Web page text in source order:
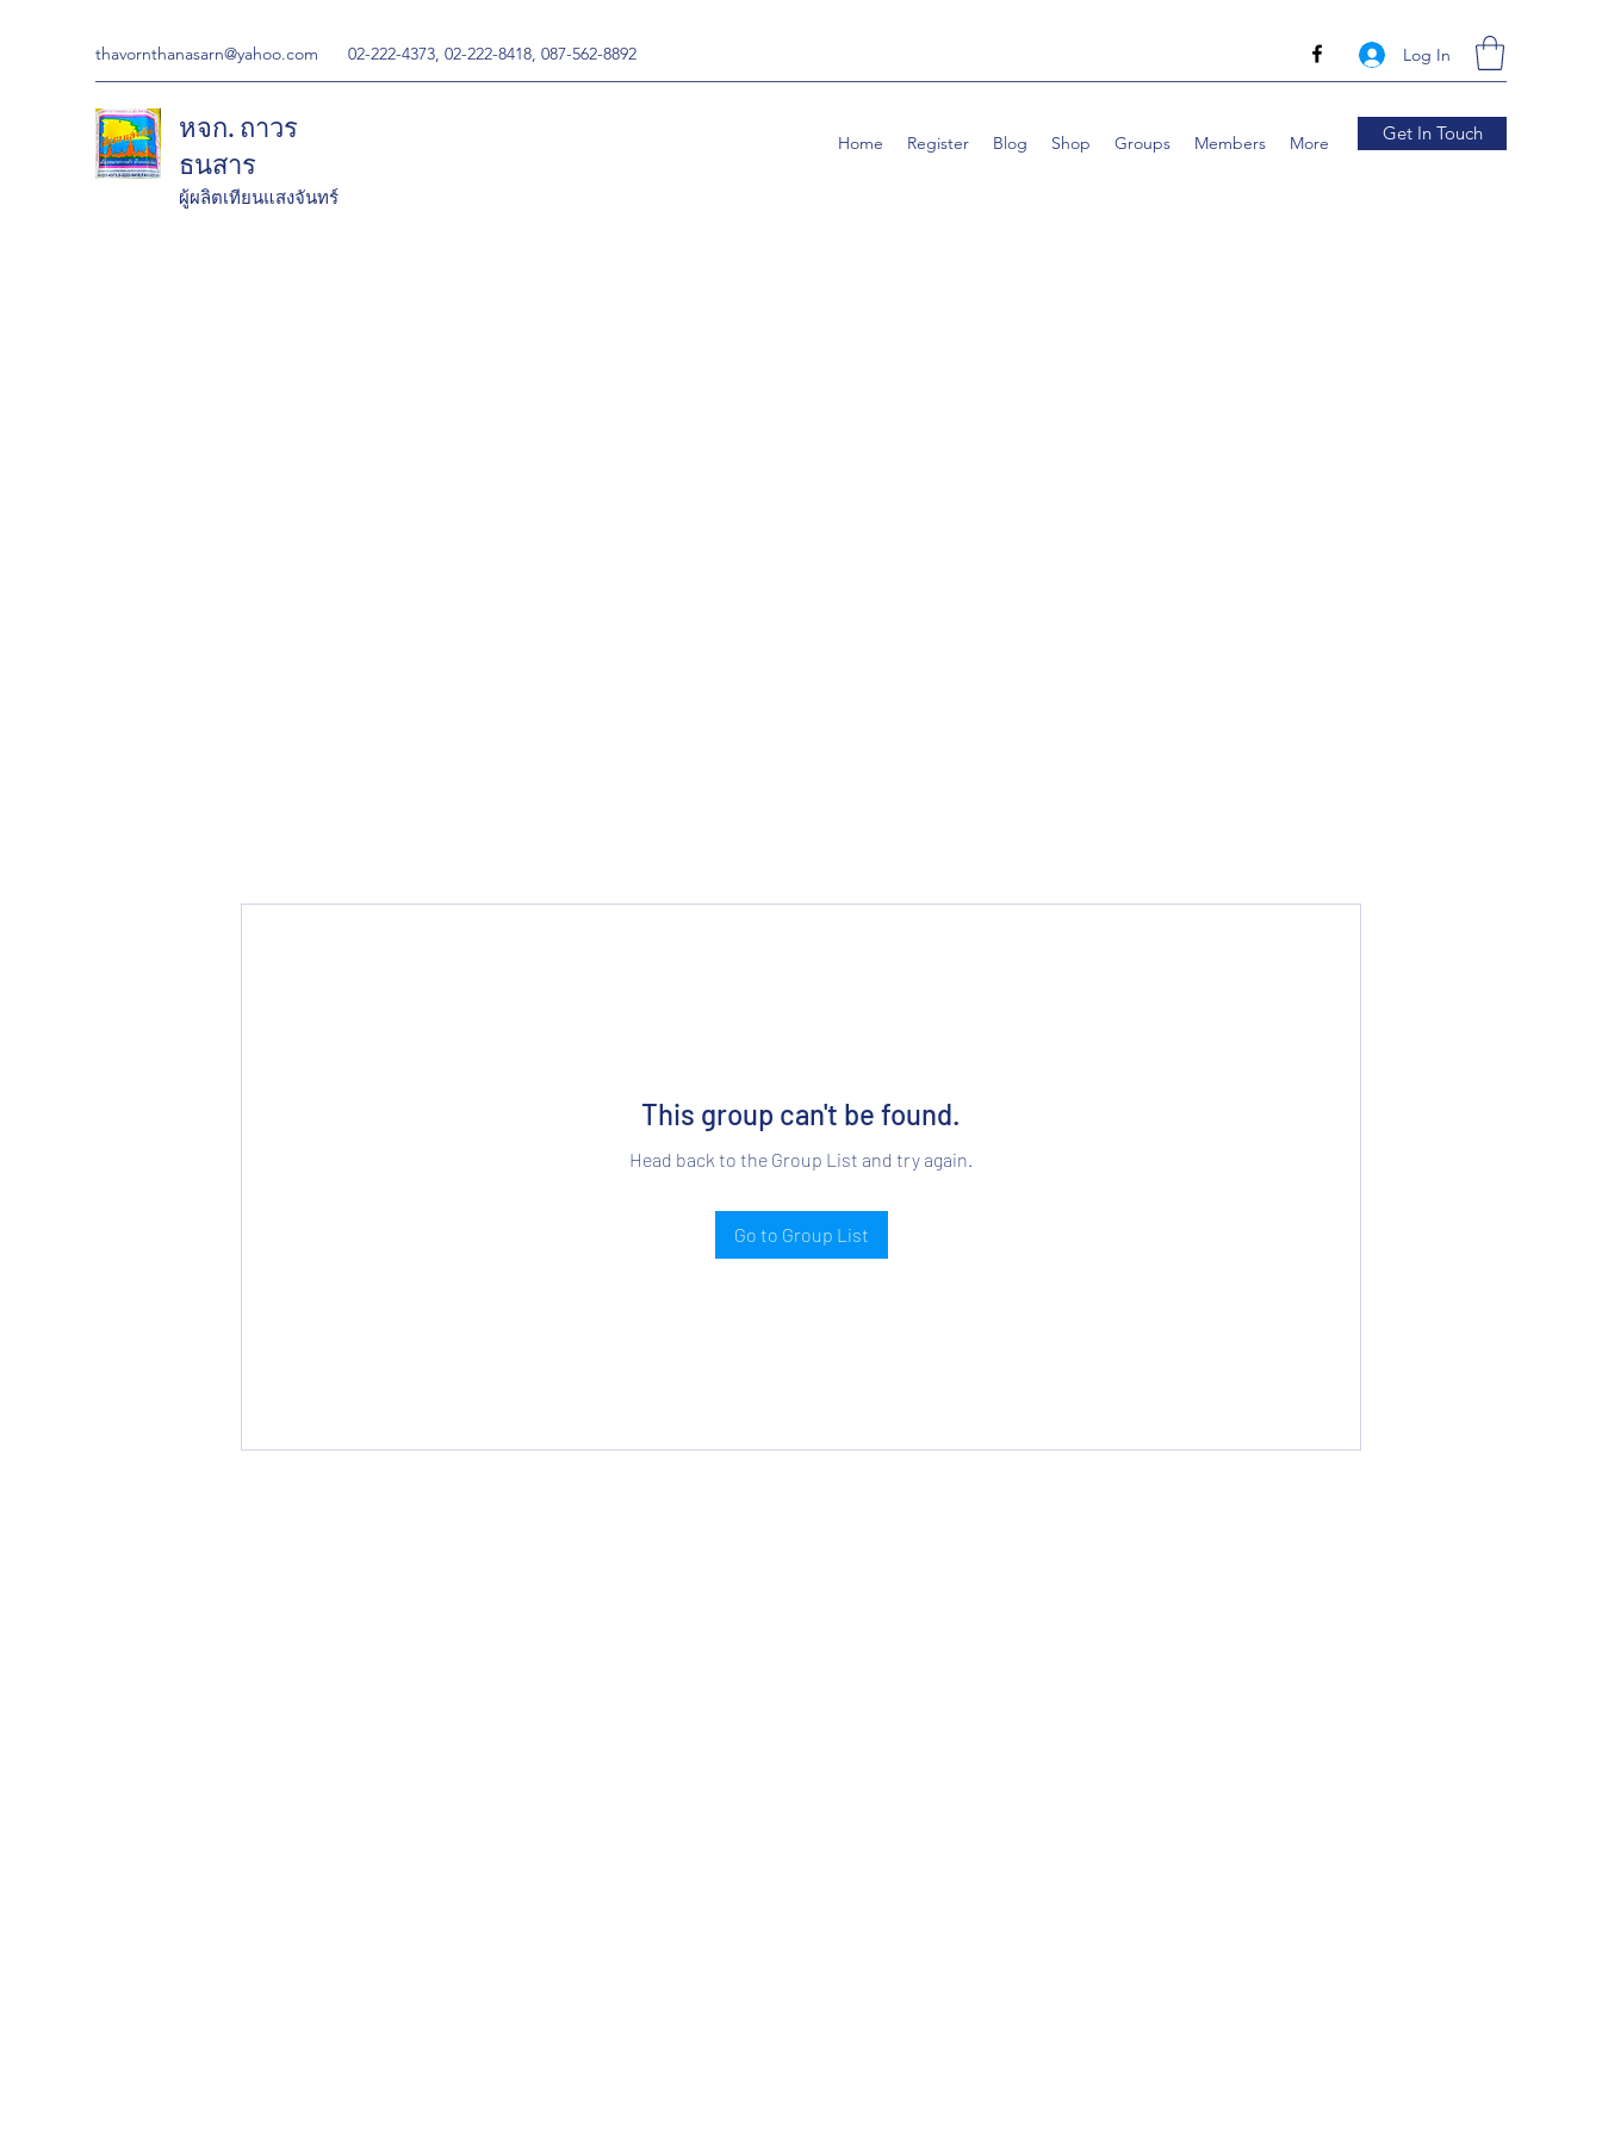
thavornthanasarn@yahoo.com 02-222-4373, 02-222-8418, 087-562-8892 Log In
หจก. ถาวร
ธนสาร
ผู้ผลิตเทียนแสงจันทร์
Home Register Blog Shop Groups Members More Get In Touch
This group can't be found.
Head back to the Group List and try again.
Go to Group List